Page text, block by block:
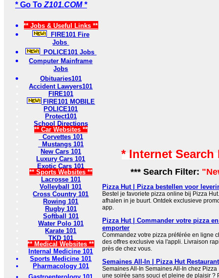
* Go To Z101.COM *
** Jobs & Useful Links **
FIRE101 Fire
Jobs
POLICE101 Jobs
Computer Mainframe
Jobs
Obituaries101
Accident Lawyers101
FIRE101
FIRE101 MOBILE
POLICE101
Protect101
School Directions
** Car Websites **
Corvettes 101
Mustangs 101
New Cars 101
Luxury Cars 101
Exotic Cars 101
** Sports Websites **
Lacrosse 101
Volleyball 101
Cross Country 101
Rowing 101
Rugby 101
Softball 101
Water Polo 101
Karate 101
TKD 101
** Medical Websites **
Internal Medicine 101
Sports Medicine 101
Pharmacology 101
* Internet
*** Search Filter:
Pizza Hut | Pizza bestellen voor
Bestel je favoriete pizza online bij Pizza
afhalen in je buurt. Ontdek exclusieve
app.
Pizza Hut | Commander votre pizza
emporter
Commandez votre pizza préférée en ligne
des offres exclusive via l'appli. Livraison
près de chez vous.
Semaines All-In | Pizza Hut
Semaines All-In Semaines All-In chez
une soirée sans souci et pleine de plaisir ?